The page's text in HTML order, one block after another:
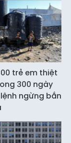
trẻ em thiệt
300 ngày
ngừng bắn